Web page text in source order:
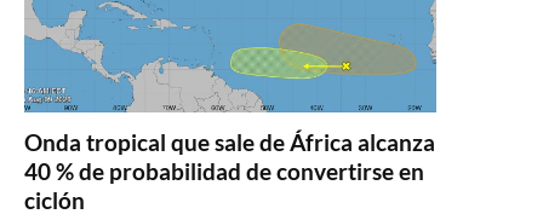
Onda tropical que sale de África alcanza
40 % de probabilidad de convertirse en
ciclón